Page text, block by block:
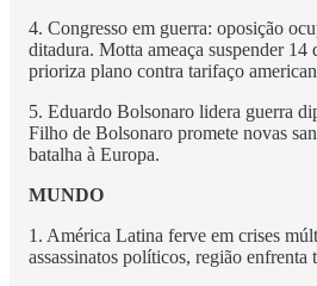
4. Congresso em guerra: oposição
ditadura. Motta ameaça suspender 14
prioriza plano contra tarifaço
5. Eduardo Bolsonaro lidera guerra
Filho de Bolsonaro promete novas
batalha à Europa.
MUNDO
1. América Latina ferve em crises
assassinatos políticos, região enfrenta